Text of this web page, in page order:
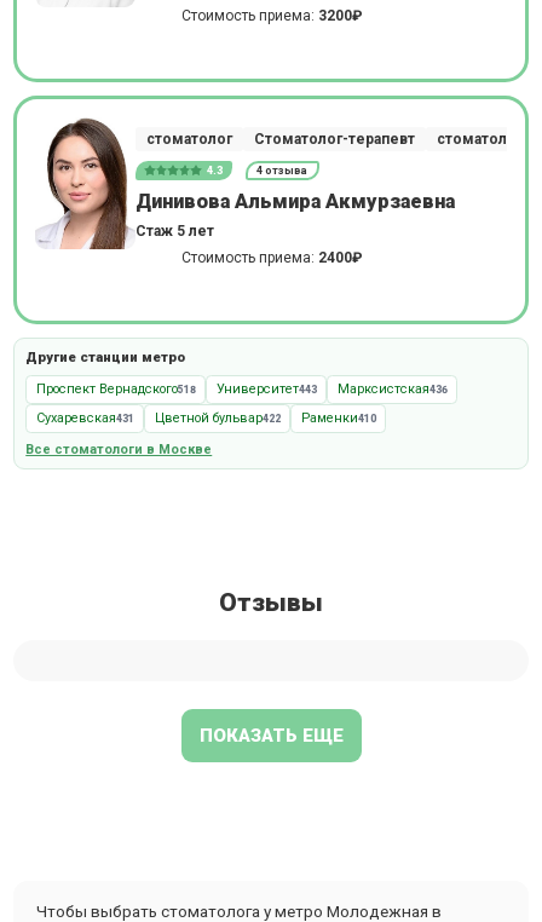
Стоимость приема: 3200₽
стоматолог Стоматолог-терапевт стоматолог-
4.3 4 отзыва
Динивова Альмира Акмурзаевна
Стаж 5 лет
Стоимость приема: 2400₽
Другие станции метро
Проспект Вернадского518 Университет443 Марксистская436
Сухаревская431 Цветной бульвар422 Раменки410
Все стоматологи в Москве
Отзывы
ПОКАЗАТЬ ЕЩЕ
Чтобы выбрать стоматолога у метро Молодежная в